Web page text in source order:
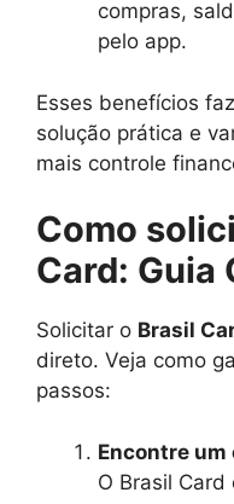
compras,
pelo app.
Esses benefícios
solução prática e
mais controle
Como
Card: Guia
Solicitar o Brasil
direto. Veja como
passos:
Encontre
O Brasil